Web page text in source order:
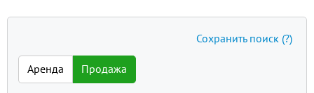
Аренда Продажа
Сохранить поиск (?)